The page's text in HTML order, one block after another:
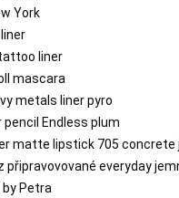
York
liner
mascara
metals liner pyro
Endless plum
matte lipstick 705 concrete
připravovované everyday
Petra